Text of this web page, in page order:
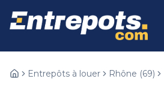
Entrepôts à louer Rhône (69)